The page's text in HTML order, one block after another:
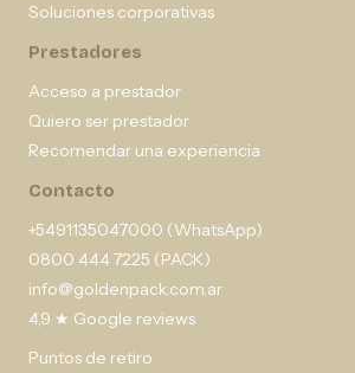
Soluciones corporativas
Prestadores
Acceso a prestador
Quiero ser prestador
Recomendar una experiencia
Contacto
+5491135047000 (WhatsApp)
0800 444 7225 (PACK)
info@goldenpack.com.ar
4,9 ★ Google reviews
Puntos de retiro